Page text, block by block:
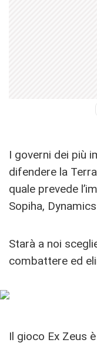
I governi dei più
difendere la
quale prevede
Sopiha,
Starà a noi
combattere ed
Il gioco Ex Zeus